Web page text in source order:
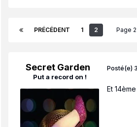
PRÉCÉDENT 1 2 Page
Secret Garden
Put a record on !
Posté(e)
Et